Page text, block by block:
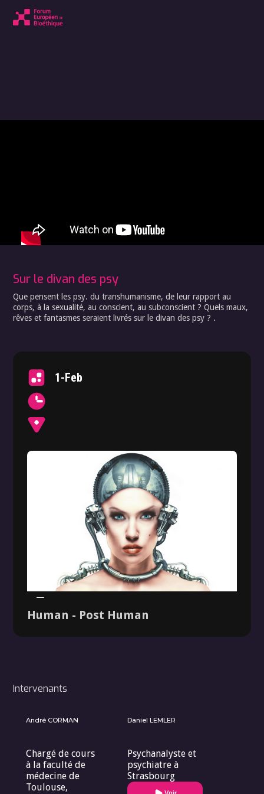
Sur le divan des psy
Que pensent les psy. du transhumanisme, de leur rapport au
corps, à la sexualité, au conscient, au subconscient ? Quels maux,
rêves et fantasmes seraient livrés sur le divan des psy ? .
1-Feb
Human - Post Human
Intervenants
André CORMAN
Chargé de cours
à la faculté de
médecine de
Toulouse,
Daniel LEMLER
Psychanalyste et
psychiatre à
Strasbourg